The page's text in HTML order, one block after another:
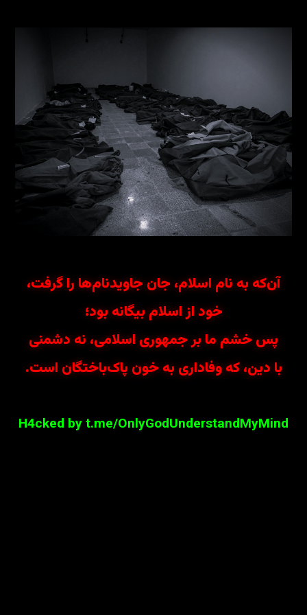
آن‌که به نام اسلام، جان جاویدنام‌ها را گرفت،
خود از اسلام بیگانه بود؛
پس خشم ما بر جمهوری اسلامی، نه دشمنی
با دین، که وفاداری به خون پاک‌باختگان است.
H4cked by t.me/OnlyGodUnderstandMyMind